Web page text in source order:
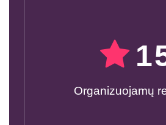
Organizuojamų